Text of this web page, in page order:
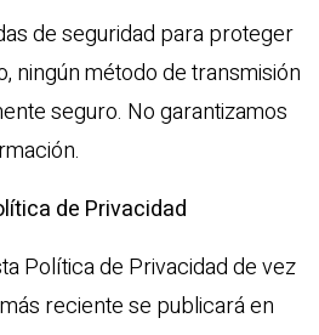
de seguridad para proteger
ningún método de transmisión
seguro. No garantizamos
de Privacidad
Política de Privacidad de vez
reciente se publicará en